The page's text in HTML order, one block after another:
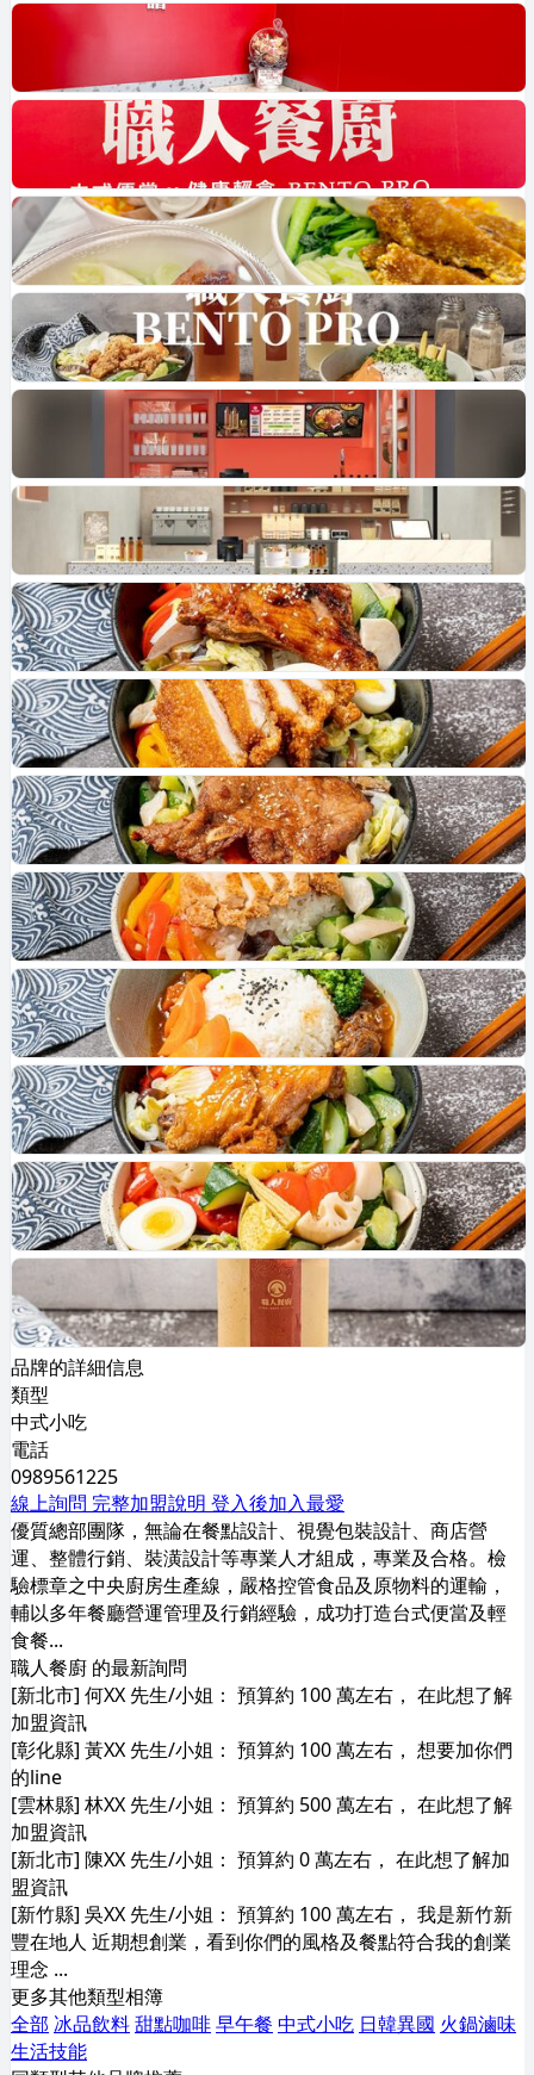
品牌的詳細信息
類型
中式小吃
電話
0989561225
線上詢問 完整加盟說明 登入後加入最愛
優質總部團隊，無論在餐點設計、視覺包裝設計、商店營
運、整體行銷、裝潢設計等專業人才組成，專業及合格。檢
驗標章之中央廚房生產線，嚴格控管食品及原物料的運輸，
輔以多年餐廳營運管理及行銷經驗，成功打造台式便當及輕
食餐...
職人餐廚 的最新詢問
[新北市] 何XX 先生/小姐： 預算約 100 萬左右， 在此想了解
加盟資訊
[彰化縣] 黃XX 先生/小姐： 預算約 100 萬左右， 想要加你們
的line
[雲林縣] 林XX 先生/小姐： 預算約 500 萬左右， 在此想了解
加盟資訊
[新北市] 陳XX 先生/小姐： 預算約 0 萬左右， 在此想了解加
盟資訊
[新竹縣] 吳XX 先生/小姐： 預算約 100 萬左右， 我是新竹新
豐在地人 近期想創業，看到你們的風格及餐點符合我的創業
理念 ...
更多其他類型相簿
全部 冰品飲料甜點咖啡早午餐 中式小吃 日韓異國 火鍋滷味
生活技能